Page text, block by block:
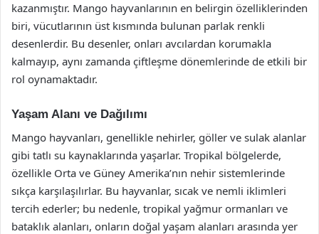
kazanmıştır. Mango hayvanlarının en belirgin özelliklerinden
biri, vücutlarının üst kısmında bulunan parlak renkli
desenlerdir. Bu desenler, onları avcılardan korumakla
kalmayıp, aynı zamanda çiftleşme dönemlerinde de etkili bir
rol oynamaktadır.
Yaşam Alanı ve Dağılımı
Mango hayvanları, genellikle nehirler, göller ve sulak alanlar
gibi tatlı su kaynaklarında yaşarlar. Tropikal bölgelerde,
özellikle Orta ve Güney Amerika’nın nehir sistemlerinde
sıkça karşılaşılırlar. Bu hayvanlar, sıcak ve nemli iklimleri
tercih ederler; bu nedenle, tropikal yağmur ormanları ve
bataklık alanları, onların doğal yaşam alanları arasında yer